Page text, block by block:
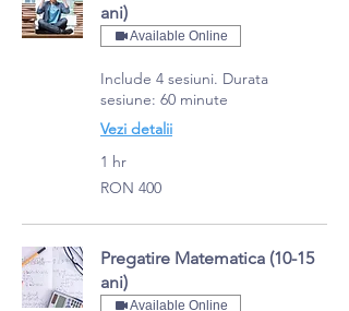
ani)
Available Online
Include 4 sesiuni. Durata
sesiune: 60 minute
Vezi detalii
1 hr
400
Romanian
RON 400
Pregatire Matematica (10-15
ani)
Available Online